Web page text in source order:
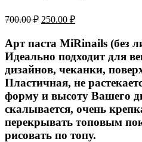
700.00₽ Первоначальная
составляла
250.00 ₽Текущая
250.00 ₽.
Арт паста MiRinails (без
Идеально подходит для
дизайнов, чеканки,
Пластичная, не
форму и высоту Вашего
скалывается, очень
перекрывать топовым
рисовать по топу.